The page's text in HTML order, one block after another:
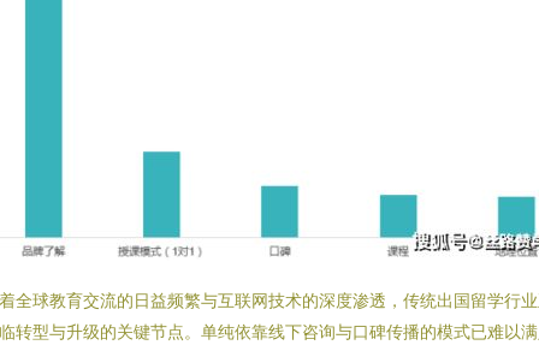
全球教育交流的日益频繁与互联网技术的深度渗透，传统出国留学行
转型与升级的关键节点。单纯依靠线下咨询与口碑传播的模式已难以